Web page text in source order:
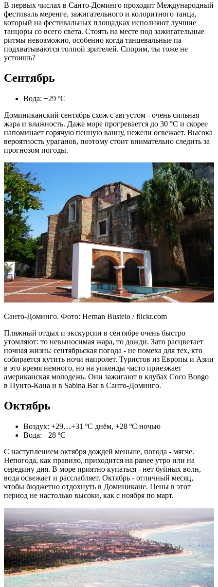
В первых числах в Санто-Доминго проходит Международный
фестиваль меренге, зажигательного и колоритного танца,
который на фестивальных площадках исполняют лучшие
танцоры со всего света. Стоять на месте под зажигательные
ритмы невозможно, особенно когда танцевальные па
подхватываются толпой зрителей. Спорим, ты тоже не
устоишь?
Сентябрь
Вода: +29 ºС
Доминиканский сентябрь схож с августом - очень сильная
жара и влажность. Даже море прогревается до 30 °C и скорее
напоминает горячую пенную ванну, нежели освежает. Высока
вероятность ураганов, поэтому стоит внимательно следить за
прогнозом погоды.
Санто-Доминго. Фото: Hernan Bustelo / flickr.com
Пляжный отдых и экскурсии в сентябре очень быстро
утомляют: то невыносимая жара, то дожди. Зато расцветает
ночная жизнь: сентябрьская погода - не помеха для тех, кто
собирается кутить ночи напролет. Туристов из Европы и Азии
в это время немного, но на уикенды часто приезжает
американская молодежь. Они зажигают в клубах Coco Bongo
в Пунто-Кана и в Sabina Barв Санто-Доминго.
Октябрь
Воздух: +29…+31 ºС днём, +28 ºС ночью
Вода: +28 ºС
С наступлением октября дождей меньше, погода - мягче.
Непогода, как правило, приходится на ранее утро или на
середину дня. В море приятно купаться - нет буйных волн,
вода освежает и расслабляет. Октябрь - отличный месяц,
чтобы бюджетно отдохнуть в Доминикане. Цены в этот
период не настолько высоки, как с ноября по март.